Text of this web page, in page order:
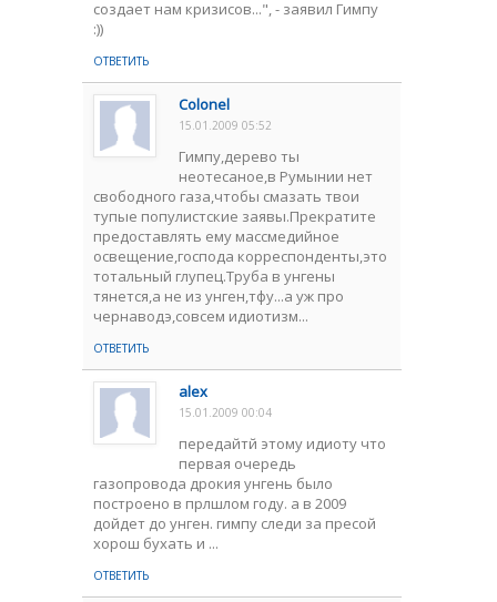
создает нам кризисов...", - заявил Гимпу
:))
ОТВЕТИТЬ
Colonel
15.01.2009 05:52
Гимпу,дерево ты
неотесаное,в Румынии нет
свободного газа,чтобы смазать твои
тупые популистские заявы.Прекратите
предоставлять ему массмедийное
освещение,господа корреспонденты,это
тотальный глупец.Труба в унгены
тянется,а не из унген,тфу...а уж про
чернаводэ,совсем идиотизм...
ОТВЕТИТЬ
alex
15.01.2009 00:04
передайтй этому идиоту что
первая очередь
газопровода дрокия унгень было
построено в прлшлом году. а в 2009
дойдет до унген. гимпу следи за пресой
хорош бухать и ...
ОТВЕТИТЬ